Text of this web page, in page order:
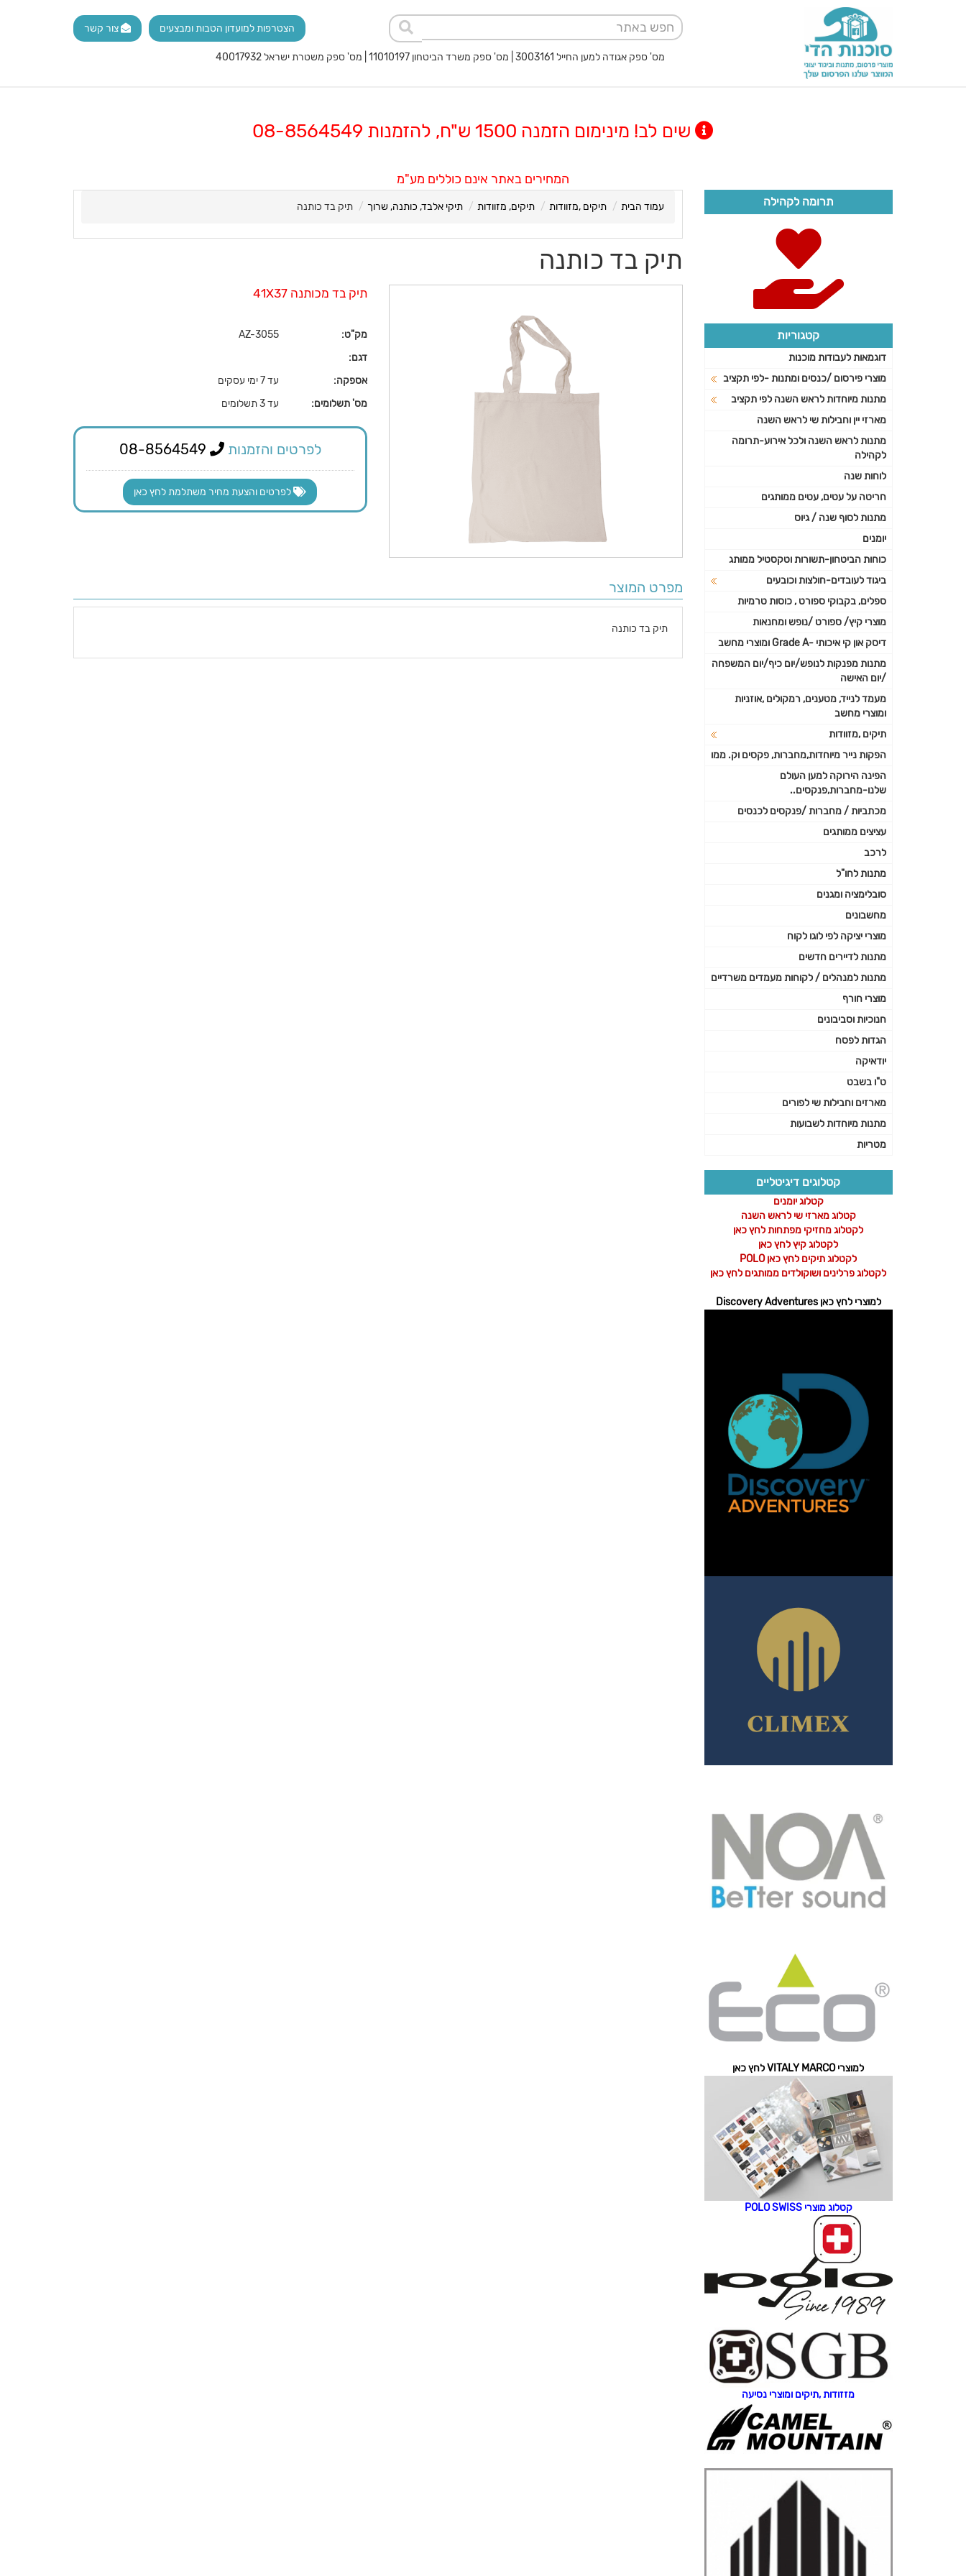
צור קשר הצטרפות למועדון הטבות ומבצעים
מס' ספק אגודה למען החייל 3003161 | מס' ספק משרד הביטחון 11010197 | מס' ספק משטרת ישראל 40017932
שים לב! מינימום הזמנה 1500 ש"ח, להזמנות 08-8564549
המחירים באתר אינם כוללים מע"מ
עמוד הבית תיקים ,מזוודות תיקים, מזוודות תיקי אלבד, כותנה, שרוך תיק בד כותנה
תיק בד כותנה
תיק בד מכותנה 41X37
מק"ט:
AZ-3055
דגם:
אספקה:
עד 7 ימי עסקים
מס' תשלומים:
עד 3 תשלומים
לפרטים והזמנות
לפרטים והצעת מחיר משתלמת לחץ כאן
מפרט המוצר
תיק בד כותנה
תרומה לקהילה
קטגוריות
דוגמאות לעבודות מוכנות
מוצרי פירסום /כנסים ומתנות -לפי תקציב
מתנות מיוחדות לראש השנה לפי תקציב
מארזי יין וחבילות שי לראש השנה
מתנות לראש השנה ולכל אירוע-תרומה
לקהילה
לוחות שנה
חריטה על עטים, עטים ממותגים
מתנות לסוף שנה / גיוס
יומנים
כוחות הביטחון-תשורות וטקסטיל ממותג
ביגוד לעובדים-חולצות וכובעים
ספלים, בקבוקי ספורט , כוסות טרמיות
מוצרי קיץ/ ספורט /נופש ומחנאות
דיסק און קי איכותי -Grade A ומוצרי מחשב
מתנות מפנקות לנופש/יום כיף/יום המשפחה
/יום האישה
מעמד לנייד, מטענים, רמקולים ,אוזניות
ומוצרי מחשב
תיקים ,מזוודות
הפקות נייר מיוחדות,מחברות, פקסים וק. ממו
הפינה הירוקה למען העולם
שלנו-מחברות,פנקסים..
מכתביות / מחברות /פנקסים לכנסים
עציצים ממותגים
לרכב
מתנות לחו"ל
סובלימציה ומגנים
מחשבונים
מוצרי יציקה לפי לוגו לקוח
מתנות לדיירים חדשים
מתנות למנהלים / לקוחות מעמדים משרדיים
מוצרי חורף
חנוכיות וסביבונים
הגדות לפסח
יודאיקה
ט"ו בשבט
מארזים וחבילות שי לפורים
מתנות מיוחדות לשבועות
מטריות
קטלוגים דיגיטליים
קטלוג יומנים
קטלוג מארזי שי לראש השנה
לקטלוג מחזיקי מפתחות לחץ כאן
לקטלוג קיץ לחץ כאן
לקטלוג תיקים לחץ כאן POLO
לקטלוג פרלינים ושוקולדים ממותגים לחץ כאן
למוצרי לחץ כאן Discovery Adventures
למוצרי VITALY MARCO לחץ כאן
קטלוג מוצרי POLO SWISS
מזזודות ,תיקים ומוצרי נסיעה